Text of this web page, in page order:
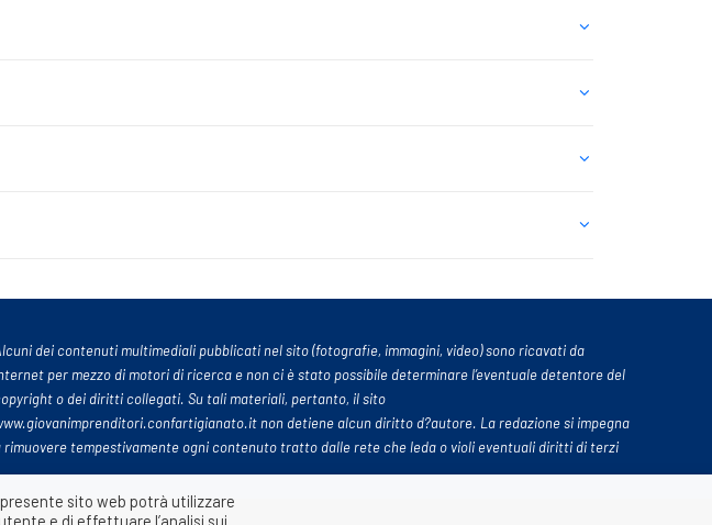
dei contenuti multimediali pubblicati nel sito (fotografie, immagini, video) sono ricavati da
per mezzo di motori di ricerca e non ci è stato possibile determinare l’eventuale detentore del
o dei diritti collegati. Su tali materiali, pertanto, il sito
non detiene alcun diritto d?autore. La redazione si impegna
rimuovere tempestivamente ogni contenuto tratto dalle rete che leda o violi eventuali diritti di terzi
sito web potrà utilizzare
e di effettuare l’analisi sui